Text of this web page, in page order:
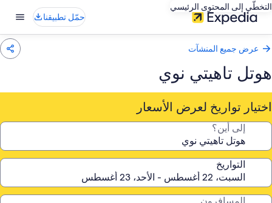
التخطّي إلى المحتوى الرئيسي
حمّل تطبيقنا
عرض جميع المنشآت
هوتل تاهيتي نوي
اختيار تواريخ لعرض الأسعار
إلى أين؟
التواريخ